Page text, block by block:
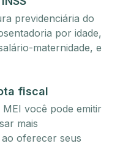
previdenciária do
por idade,
maternidade, e
fiscal
você pode emitir
mais
oferecer seus